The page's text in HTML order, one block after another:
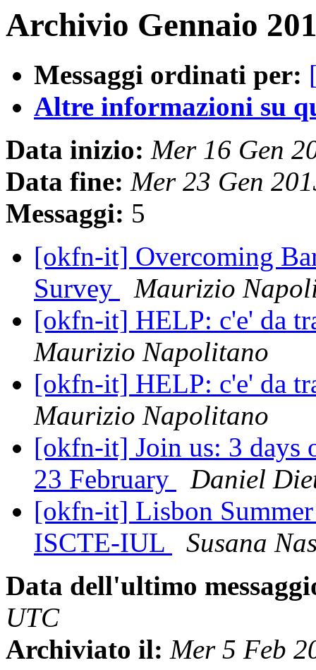
Archivio Gennaio
Messaggi ordinati per:
Altre informazioni su
Data inizio: Mer 16 Gen
Data fine: Mer 23 Gen
Messaggi: 5
[okfn-it] Overcoming
Survey
Maurizio
[okfn-it] HELP: c'e' da
Maurizio Napolitano
[okfn-it] HELP: c'e' da
Maurizio Napolitano
[okfn-it] Join us: 3 days
23 February
Daniel
[okfn-it] Lisbon
ISCTE-IUL
Susana
Data dell'ultimo
UTC
Archiviato il: Mer 5 Feb